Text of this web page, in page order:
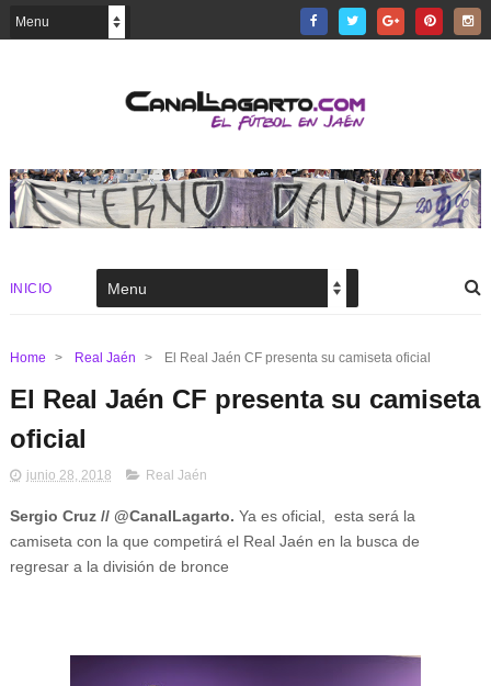
INICIO
Home > Real Jaén > El Real Jaén CF presenta su camiseta oficial
El Real Jaén CF presenta su camiseta
oficial
junio 28, 2018 Real Jaén
Sergio Cruz // @CanalLagarto. Ya es oficial, esta será la
camiseta con la que competirá el Real Jaén en la busca de
regresar a la división de bronce